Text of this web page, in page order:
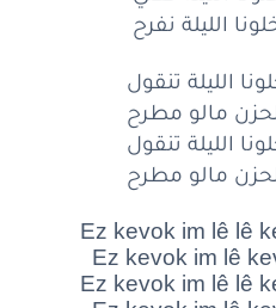
Keleşim
Ez a?iq
çavêreş im
Ez
xortêKeleş im
الليلةنغني
الليلة نفرح
الليلة تنقول
مالو مطرح
الليلة تنقول
مالو مطرح
Ez kevok im lê lê
Ez kevok im lê
Ez kevok im lê lê